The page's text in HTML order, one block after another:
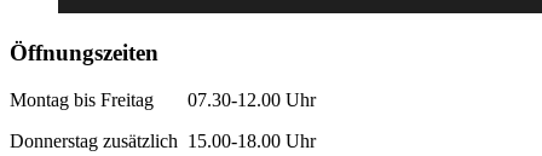
Öffnungszeiten
Montag bis Freitag 07.30-12.00 Uhr
Donnerstag zusätzlich 15.00-18.00 Uhr